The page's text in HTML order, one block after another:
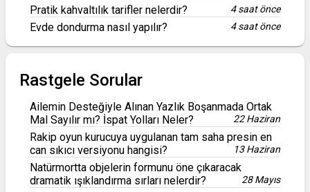
Pratik kahvaltılık tarifler nelerdir? 4 saat önce
Evde dondurma nasıl yapılır? 4 saat önce
Rastgele Sorular
Ailemin Desteğiyle Alınan Yazlık Boşanmada Ortak
Mal Sayılır mı? İspat Yolları Neler?
22 Haziran
Rakip oyun kurucuya uygulanan tam saha presin en
can sıkıcı versiyonu hangisi?
13 Haziran
Natürmortta objelerin formunu öne çıkaracak
dramatik ışıklandırma sırları nelerdir?
28 Mayıs